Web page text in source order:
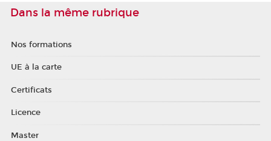
Dans la même rubrique
Nos formations
UE à la carte
Certificats
Licence
Master